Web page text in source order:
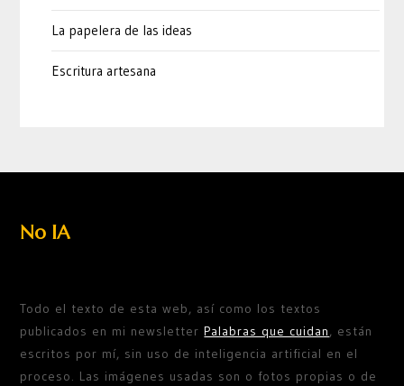
La papelera de las ideas
Escritura artesana
No IA
Todo el texto de esta web, así como los textos
publicados en mi newsletterPalabras que cuidan, están
escritos por mí, sin uso de inteligencia artificial en el
proceso. Las imágenes usadas son o fotos propias o de